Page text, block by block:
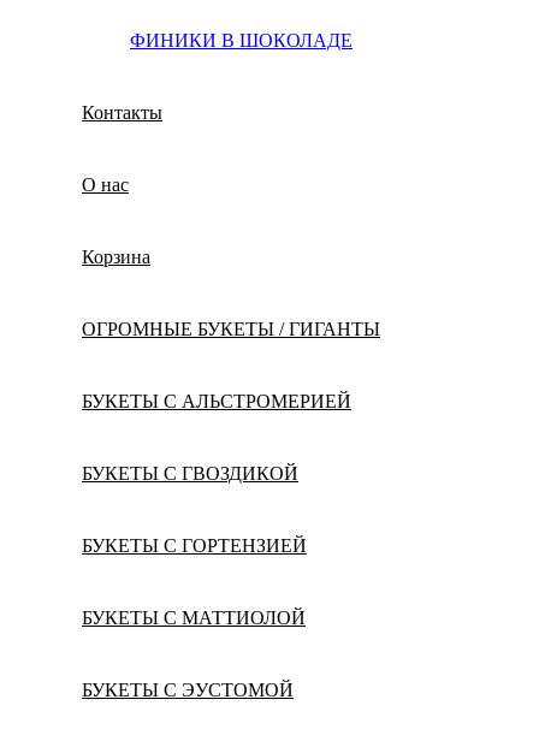
ФИНИКИ В ШОКОЛАДЕ
Контакты
О нас
Корзина
ОГРОМНЫЕ БУКЕТЫ / ГИГАНТЫ
БУКЕТЫ С АЛЬСТРОМЕРИЕЙ
БУКЕТЫ С ГВОЗДИКОЙ
БУКЕТЫ С ГОРТЕНЗИЕЙ
БУКЕТЫ С МАТТИОЛОЙ
БУКЕТЫ С ЭУСТОМОЙ